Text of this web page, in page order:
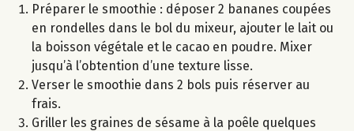
Préparer le smoothie : déposer 2 bananes coupées
en rondelles dans le bol du mixeur, ajouter le lait ou
la boisson végétale et le cacao en poudre. Mixer
jusqu’à l’obtention d’une texture lisse.
Verser le smoothie dans 2 bols puis réserver au
frais.
Griller les graines de sésame à la poêle quelques